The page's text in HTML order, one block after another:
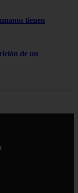
tienen
de un